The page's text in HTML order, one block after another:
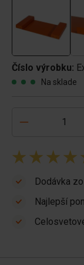
Číslo výrobku:
Na sklade
Dodávka
Najlepší